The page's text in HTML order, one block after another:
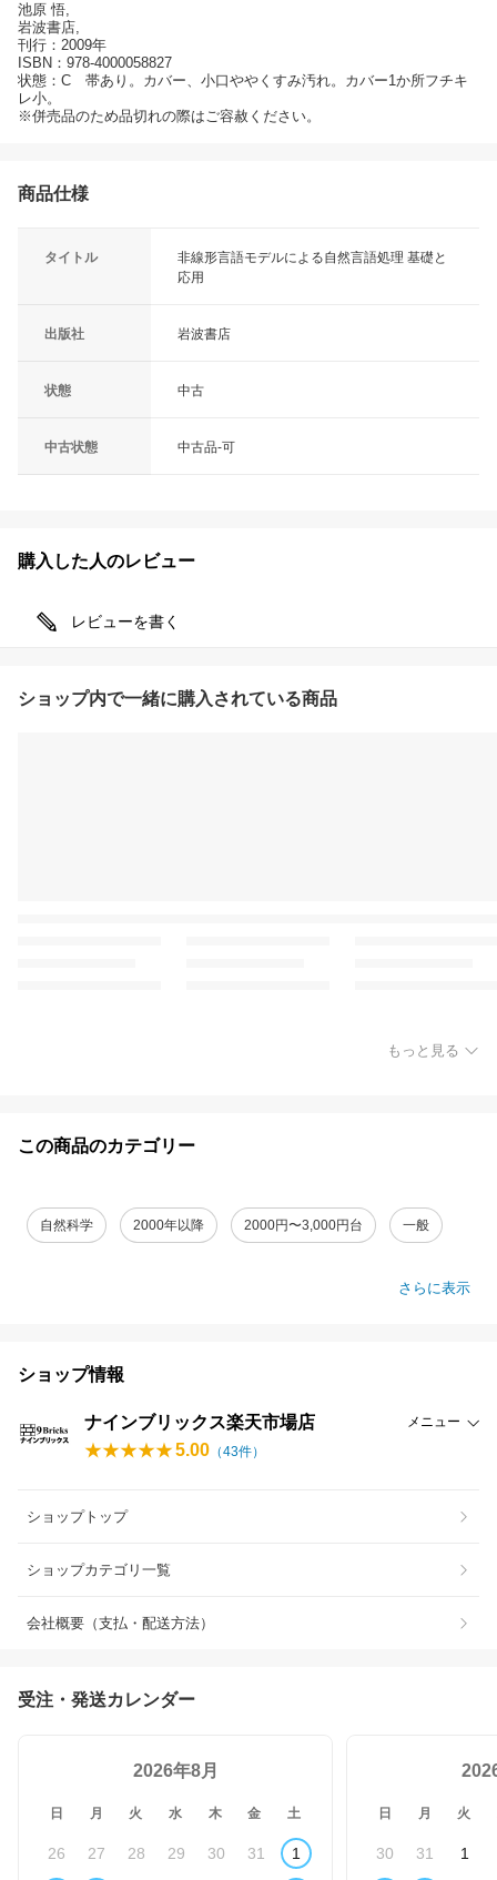
池原 悟,
岩波書店,
刊行：2009年
ISBN：978-4000058827
状態：C 帯あり。カバー、小口ややくすみ汚れ。カバー1か所フチキ
レ小。
※併売品のため品切れの際はご容赦ください。
商品仕様
タイトル
非線形言語モデルによる自然言語処理 基礎と
応用
出版社 岩波書店
状態 中古
中古状態 中古品-可
購入した人のレビュー
レビューを書く
ショップ内で一緒に購入されている商品
もっと見る
この商品のカテゴリー
自然科学 2000年以降 2000円〜3,000円台 一般
さらに表示
ショップ情報
ナインブリックス楽天市場店 メニュー
5.00 （43件）
ショップトップ
ショップカテゴリ一覧
会社概要（支払・配送方法）
受注・発送カレンダー
2026年8月
日 月 火 水 木 金 土
26 27 28 29 30 31 1
日 月 火
30 31 1